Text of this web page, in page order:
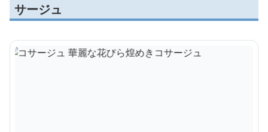
サージュ